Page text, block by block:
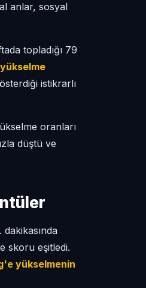
anlar, sosyal
topladığı 79
istikrarlı
oranları
düştü ve
skoru eşitledi.
yükselmenin